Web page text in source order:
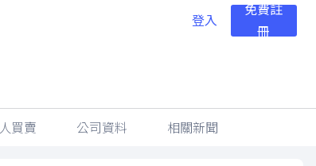
登入
免費註
冊
買賣 公司資料 相關新聞